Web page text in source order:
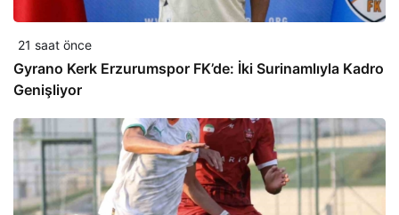
21 saat önce
Gyrano Kerk Erzurumspor FK’de: İki Surinamlıyla Kadro
Genişliyor